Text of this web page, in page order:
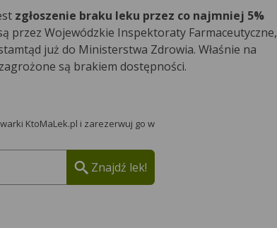
zgłoszenie braku leku przez co najmniej 5%
przez Wojewódzkie Inspektoraty Farmaceutyczne,
już do Ministerstwa Zdrowia. Właśnie na
są brakiem dostępności.
KtoMaLek.pl i zarezerwuj go w
Znajdź lek!